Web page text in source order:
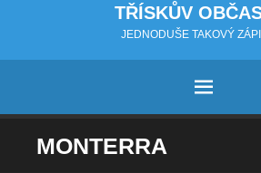
TŘÍSKŮV
JEDNODUŠE TAKOVÝ
PŘEJÍT NA OBSAH
MONTERRA